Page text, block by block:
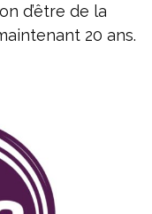
d’être de la
20 ans.